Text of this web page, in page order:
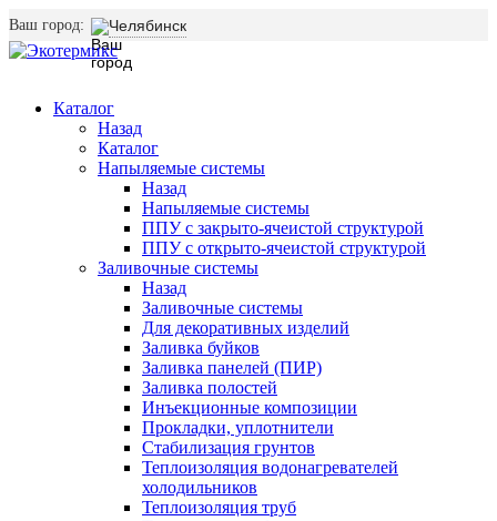
Ваш город: Челябинск
Каталог
Назад
Каталог
Напыляемые системы
Назад
Напыляемые системы
ППУ с закрыто-ячеистой структурой
ППУ с открыто-ячеистой структурой
Заливочные системы
Назад
Заливочные системы
Для декоративных изделий
Заливка буйков
Заливка панелей (ПИР)
Заливка полостей
Инъекционные композиции
Прокладки, уплотнители
Стабилизация грунтов
Теплоизоляция водонагревателей
холодильников
Теплоизоляция труб